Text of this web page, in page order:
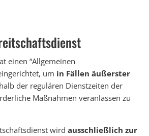
einen “Allgemeinen
um in Fällen äußerster
der regulären Dienstzeiten der
Maßnahmen veranlassen zu
wird ausschließlich zur